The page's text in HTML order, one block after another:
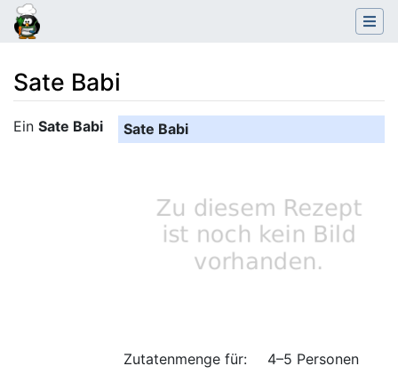
Sate Babi
Wechseln zu:Navigation,Suche
Sate Babi
Zutatenmenge für: 4–5 Personen
Ein Sate Babi